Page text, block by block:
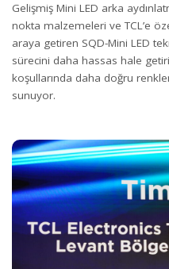
Gelişmiş Mini LED arka
nokta malzemeleri ve TCL’e
araya getiren SQD-Mini LED
sürecini daha hassas hale
koşullarında daha doğru
sunuyor.